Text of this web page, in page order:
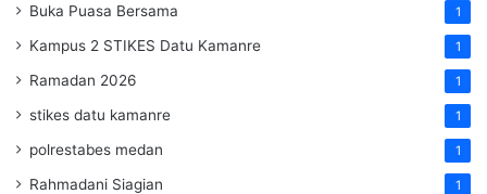
Buka Puasa Bersama 1
Kampus 2 STIKES Datu Kamanre 1
Ramadan 2026 1
stikes datu kamanre 1
polrestabes medan 1
Rahmadani Siagian 1